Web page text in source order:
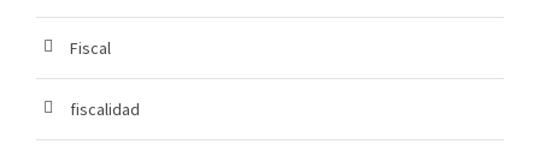
Fiscal
fiscalidad